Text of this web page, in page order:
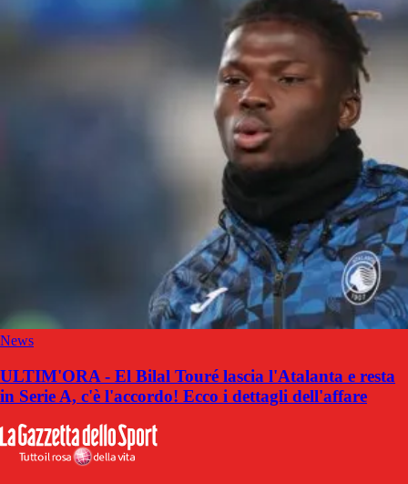
News
ULTIM'ORA - El Bilal Touré lascia l'Atalanta e resta
in Serie A, c'è l'accordo! Ecco i dettagli dell'affare